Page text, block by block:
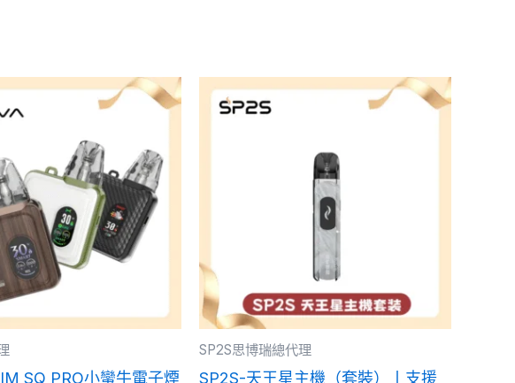
SQ PRO小蠻牛電子煙
價
格
NT$500.00
到
NT$1,400.00
此
有
種
款
式。
可
在
品
SP2S思博瑞總代理
SP2S-天王星主機（套裝）丨支援
價
格
此
有
多
種
式。
可
在
產
品